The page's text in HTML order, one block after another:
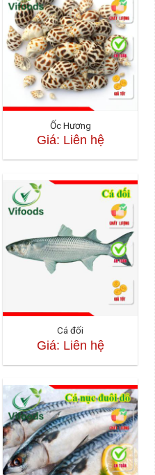
Ốc Hương
Giá: Liên hệ
Cá đối
Giá: Liên hệ